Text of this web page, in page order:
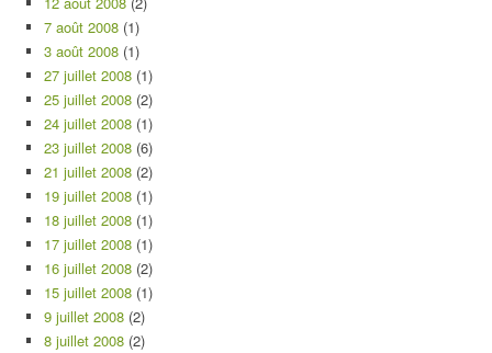
7 août 2008 (1)
3 août 2008 (1)
27 juillet 2008 (1)
25 juillet 2008 (2)
24 juillet 2008 (1)
23 juillet 2008 (6)
21 juillet 2008 (2)
19 juillet 2008 (1)
18 juillet 2008 (1)
17 juillet 2008 (1)
16 juillet 2008 (2)
15 juillet 2008 (1)
9 juillet 2008 (2)
8 juillet 2008 (2)